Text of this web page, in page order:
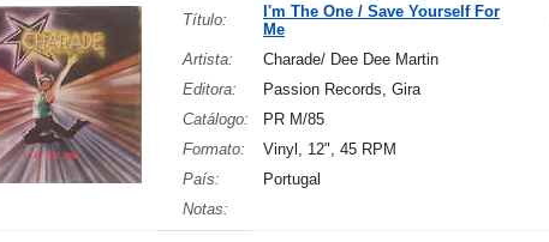
Título:
I'm The One / Save Yourself For
Me
Artista: Charade/ Dee Dee Martin
Editora:
Passion Records, Gira
Catálogo:
PR M/85
Formato:
Vinyl, 12", 45 RPM
País:
Portugal
Notas: